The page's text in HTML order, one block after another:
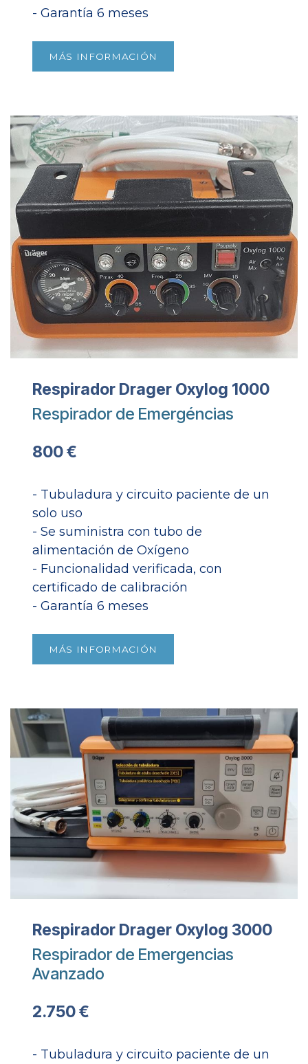
- Garantía 6 meses​
MÁS INFORMACIÓN
Respirador Drager Oxylog 1000
Respirador de Emergéncias
800 €
- Tubuladura y circuito paciente de un
solo uso
- Se suministra con tubo de
alimentación de Oxígeno
- Funcionalidad verificada, con
certificado de calibración
- Garantía 6 meses​
MÁS INFORMACIÓN
Respirador Drager Oxylog 3000
Respirador de Emergencias
Avanzado
2.750 €
- Tubuladura y circuito paciente de un